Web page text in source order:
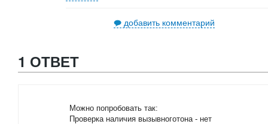
добавить комментарий
1 ОТВЕТ
Можно попробовать так:
Проверка наличия вызывноготона - нет